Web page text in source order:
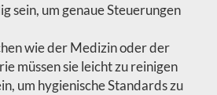
sein, um genaue Steuerungen
wie der Medizin oder der
müssen sie leicht zu reinigen
um hygienische Standards zu